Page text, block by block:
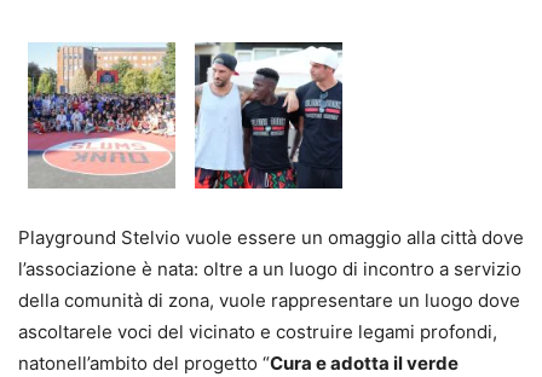
Playground Stelvio vuole essere un omaggio alla città dove
l’associazione è nata: oltre a un luogo di incontro a servizio
della comunità di zona, vuole rappresentare un luogo dove
ascoltarele voci del vicinato e costruire legami profondi,
natonell’ambito del progetto “Cura e adotta il verde